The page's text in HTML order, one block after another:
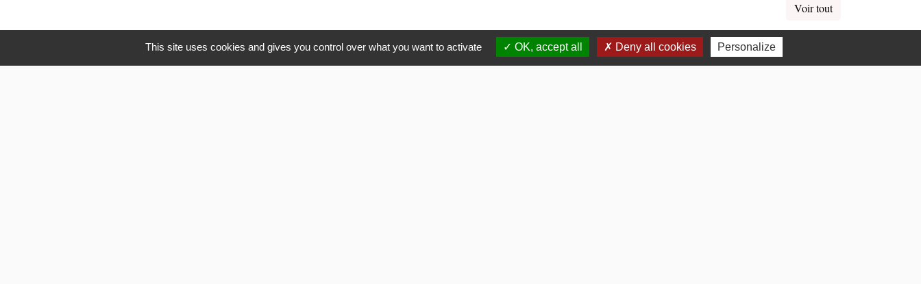
Voir tout
La Mairie
This site uses cookies and gives you control over what you want to activate OK, accept all Deny all cookies Personalize